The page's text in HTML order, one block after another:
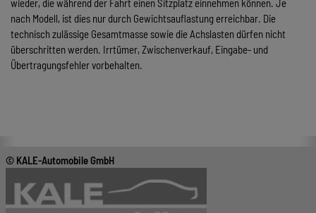
wieder, die während der Fahrt einen Sitzplatz einnehmen können. Je
nach Modell, ist dies nur durch Gewichtsauflastung erreichbar. Die
technisch zulässige Gesamtmasse sowie die Achslasten dürfen nicht
überschritten werden. Irrtümer, Zwischenverkauf, Eingabe- und
Übertragungsfehler vorbehalten.
© KALE-Automobile GmbH